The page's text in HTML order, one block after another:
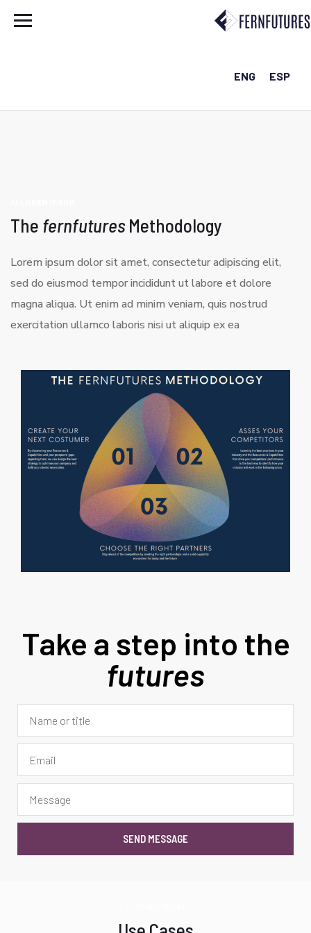
ENG ESP
The fernfuturesMethodology
Lorem ipsum dolor sit amet, consectetur adipiscing elit,
sed do eiusmod tempor incididunt ut labore et dolore
magna aliqua. Ut enim ad minim veniam, quis nostrud
exercitation ullamco laboris nisi ut aliquip ex ea
Take a step into the
futures
SEND MESSAGE